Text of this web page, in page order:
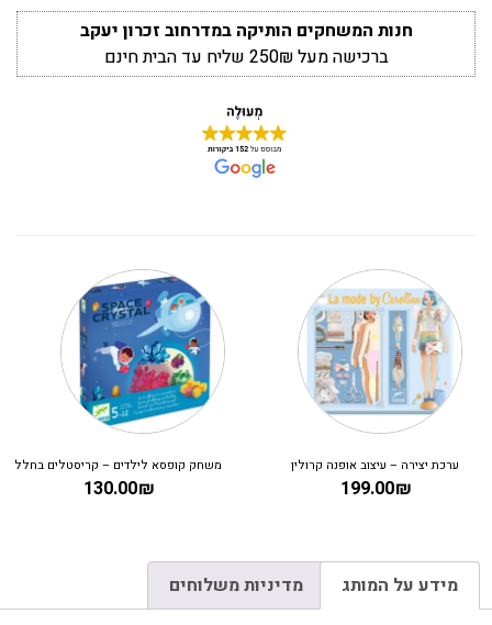
חנות המשחקים הותיקה במדרחוב זכרון יעקב
ברכישה מעל 250₪ שליח עד הבית חינם
ערכת יצירה – עיצוב אופנה קרולין
199.00₪
משחק קופסא לילדים – קריסטלים בחלל
130.00₪
מידע על המותג מדיניות משלוחים